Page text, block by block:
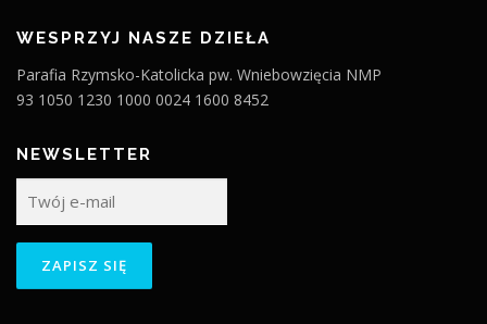
WESPRZYJ NASZE DZIEŁA
Parafia Rzymsko-Katolicka pw. Wniebowzięcia NMP
93 1050 1230 1000 0024 1600 8452
NEWSLETTER